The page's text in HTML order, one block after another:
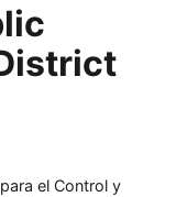
el Control y